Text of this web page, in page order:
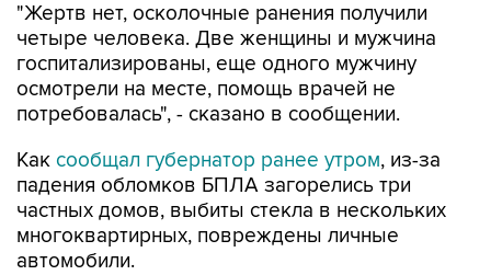
"Жертв нет, осколочные ранения получили
четыре человека. Две женщины и мужчина
госпитализированы, еще одного мужчину
осмотрели на месте, помощь врачей не
потребовалась", - сказано в сообщении.
Как сообщал губернатор ранее утром, из-за
падения обломков БПЛА загорелись три
частных домов, выбиты стекла в нескольких
многоквартирных, повреждены личные
автомобили.